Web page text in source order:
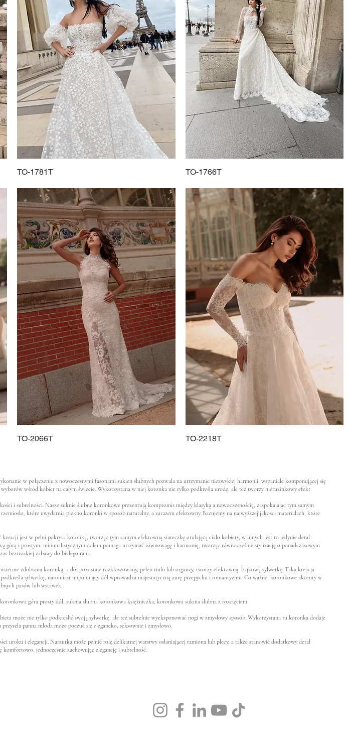
TO-1781T TO-1766T
TO-2066T TO-2218T
w połączeniu z nowoczesnymi fasonami sukien ślubnych pozwala na utrzymanie niezwykłej harmonii, wspaniale komponującej się
wśród kobiet na całym świecie. Wykorzystana w niej koronka nie tylko podkreśla urodę, ale też tworzy nietuzinkowy efekt
i subtelności. Nasze suknie ślubne koronkowe prezentują kompromis między klasyką a nowoczesnością, zaspokajając tym samym
które uwydatnia piękno koronki w sposób naturalny, a zarazem efektowny. Bazujemy na najwyższej jakości materiałach, które
jest w pełni pokryta koronką, tworząc tym samym efektowną siateczkę otulającą ciało kobiety, w innych jest to jedynie detal
i prostym, minimalistycznym dołem pomaga utrzymać równowagę i harmonię, tworząc równocześnie stylizację o ponadczasowym
beztroskiej zabawy do białego rana.
zdobiona koronką, a dół pozostaje rozkloszowany, pełen tiulu lub organzy, tworzy efektowną, bajkową sylwetkę. Taka kreacja
sylwetkę, natomiast imponujący dół wprowadza majestatyczną aurę przepychu i romantyzmu. Co ważne, koronkowe akcenty w
pasów lub wstawek.
góra prosty dół, suknia ślubna koronkowa księżniczka, koronkowa suknia ślubna z rozcięciem
może nie tylko podkreślić swoją sylwetkę, ale też subtelnie wyeksponować nogi w zmysłowy sposób. Wykorzystana tu koronka dodaje
panna młoda może poczuć się elegancko, seksownie i zmysłowo.
uroku i elegancji. Narzutka może pełnić rolę delikatnej warstwy osłaniającej ramiona lub plecy, a także stanowić dodatkowy detal
jednocześnie zachowując elegancję i subtelność.